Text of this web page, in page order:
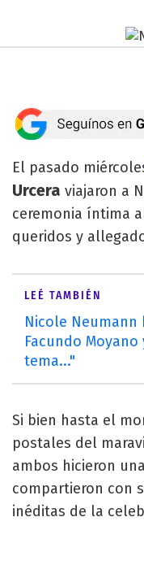
El pasado
Urcera viajaron a
ceremonia íntima
queridos y
LEÉ TAMBIÉN
Nicole
Facundo
tema..."
Si bien hasta el
postales del
ambos hicieron
compartieron con
inéditas de la